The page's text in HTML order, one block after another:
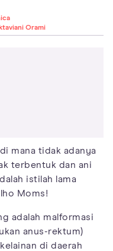
Orami
mana tidak adanya
terbentuk dan ani
istilah lama
Moms!
adalah malformasi
anus-rektum)
di daerah